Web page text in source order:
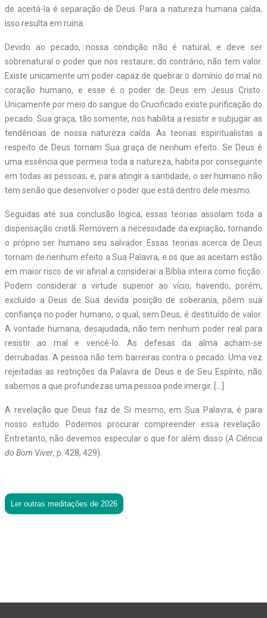
de aceitá-la é separação de Deus. Para a natureza humana caída,
isso resulta em ruína.
Devido ao pecado, nossa condição não é natural, e deve ser
sobrenatural o poder que nos restaure; do contrário, não tem valor.
Existe unicamente um poder capaz de quebrar o domínio do mal no
coração humano, e esse é o poder de Deus em Jesus Cristo.
Unicamente por meio do sangue do Crucificado existe purificação do
pecado. Sua graça, tão somente, nos habilita a resistir e subjugar as
tendências de nossa natureza caída. As teorias espiritualistas a
respeito de Deus tornam Sua graça de nenhum efeito. Se Deus é
uma essência que permeia toda a natureza, habita por conseguinte
em todas as pessoas; e, para atingir a santidade, o ser humano não
tem senão que desenvolver o poder que está dentro dele mesmo.
Seguidas até sua conclusão lógica, essas teorias assolam toda a
dispensação cristã. Removem a necessidade da expiação, tornando
o próprio ser humano seu salvador. Essas teorias acerca de Deus
tornam de nenhum efeito a Sua Palavra, e os que as aceitam estão
em maior risco de vir afinal a considerar a Bíblia inteira como ficção.
Podem considerar a virtude superior ao vício; havendo, porém,
excluído a Deus de Sua devida posição de soberania, põem sua
confiança no poder humano, o qual, sem Deus, é destituído de valor.
A vontade humana, desajudada, não tem nenhum poder real para
resistir ao mal e vencê-lo. As defesas da alma acham-se
derrubadas. A pessoa não tem barreiras contra o pecado. Uma vez
rejeitadas as restrições da Palavra de Deus e de Seu Espírito, não
sabemos a que profundezas uma pessoa pode imergir. […]
A revelação que Deus faz de Si mesmo, em Sua Palavra, é para
nosso estudo. Podemos procurar compreender essa revelação.
Entretanto, não devemos especular o que for além disso (A Ciência
do Bom Viver, p. 428, 429).
Ler outras meditações de 2026